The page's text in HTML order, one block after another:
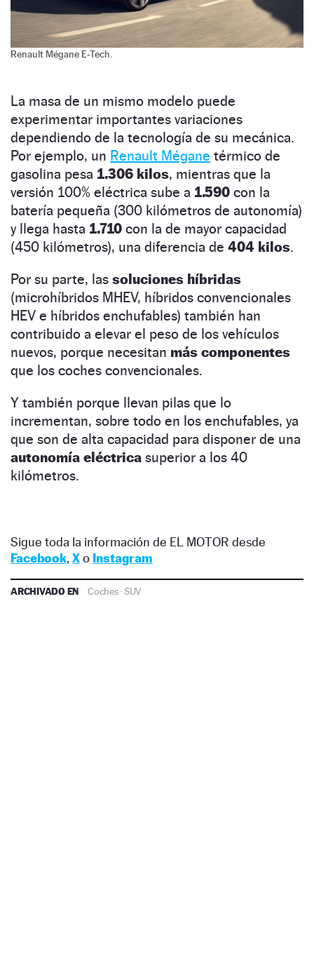
Renault Mégane E-Tech.
La masa de un mismo modelo puede
experimentar importantes variaciones
dependiendo de la tecnología de su mecánica.
Por ejemplo, un Renault Mégane térmico de
gasolina pesa 1.306 kilos, mientras que la
versión 100% eléctrica sube a 1.590 con la
batería pequeña (300 kilómetros de autonomía)
y llega hasta 1.710 con la de mayor capacidad
(450 kilómetros), una diferencia de 404 kilos.
Por su parte, las soluciones híbridas
(microhíbridos MHEV, híbridos convencionales
HEV e híbridos enchufables) también han
contribuido a elevar el peso de los vehículos
nuevos, porque necesitan más componentes
que los coches convencionales.
Y también porque llevan pilas que lo
incrementan, sobre todo en los enchufables, ya
que son de alta capacidad para disponer de una
autonomía eléctrica superior a los 40
kilómetros.
Sigue toda la información de EL MOTOR desde
Facebook, Xo Instagram
ARCHIVADO EN Coches·SUV